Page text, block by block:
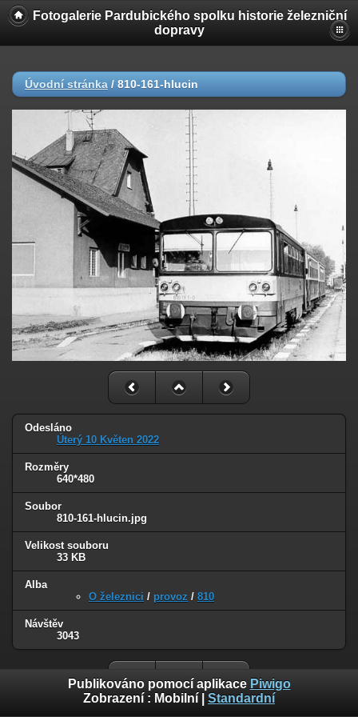
Fotogalerie Pardubického spolku historie železniční
dopravy
Úvodní stránka / 810-161-hlucin
Odesláno
Úterý 10 Květen 2022
Rozměry
640*480
Soubor
810-161-hlucin.jpg
Velikost souboru
33 KB
Alba
O železnici / provoz / 810
Návštěv
3043
Publikováno pomocí aplikace Piwigo
Zobrazení : Mobilní Standardní